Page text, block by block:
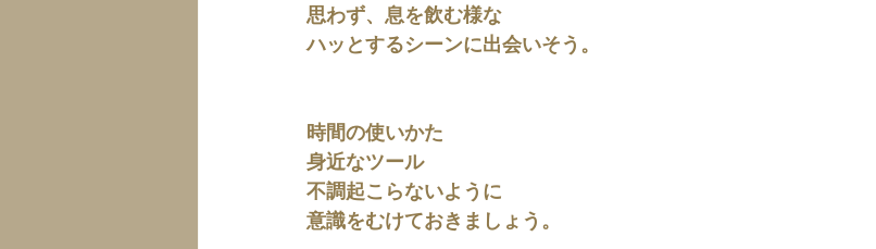
思わず、息を飲む様な
ハッとするシーンに出会いそう。
時間の使いかた
身近なツール
不調起こらないように
意識をむけておきましょう。